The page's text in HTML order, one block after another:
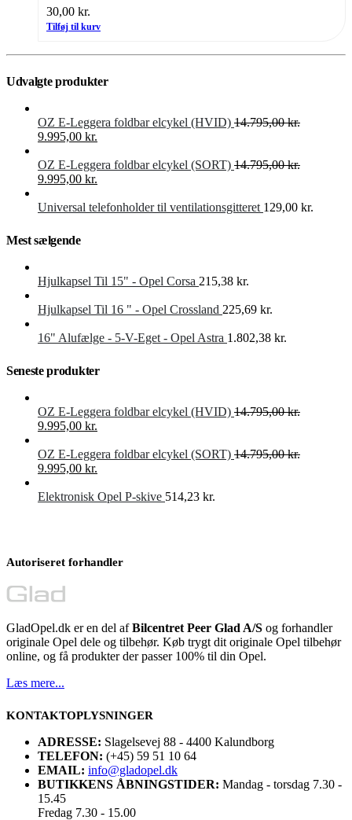
30,00 kr.
Tilføj til kurv
Udvalgte produkter
OZ E-Leggera foldbar elcykel (HVID) 14.795,00kr.
Den
pris
var:
9.995,00 kr.
pris
OZ E-Leggera foldbar elcykel (SORT) 14.795,00kr.
Den
pris
14.795,00 kr..
9.995,00 kr.
pris
Universal telefonholder til ventilationsgitteret 129,00 kr.
Mest sælgende
Hjulkapsel Til 15" - Opel Corsa 215,38 kr.
Hjulkapsel Til 16 " - Opel Crossland 225,69 kr.
16" Alufælge - 5-V-Eget - Opel Astra 1.802,38 kr.
Seneste produkter
OZ E-Leggera foldbar elcykel (HVID) 14.795,00kr.
Den
pris
var:
9.995,00 kr.
pris
OZ E-Leggera foldbar elcykel (SORT) 14.795,00kr.
Den
pris
9.995,00 kr.
pris
Elektronisk Opel P-skive 514,23 kr.
Autoriseret forhandler
GladOpel.dk er en del afBilcentret Peer Glad A/S og forhandler
originale Opel dele og tilbehør. Køb trygt dit originale Opel tilbehør
online, og få produkter der passer 100% til din Opel.
Læs mere...
KONTAKTOPLYSNINGER
ADRESSE: Slagelsevej 88 - 4400 Kalundborg
TELEFON: (+45) 59 51 10 64
EMAIL: info@gladopel.dk
BUTIKKENS ÅBNINGSTIDER: Mandag - torsdag 7.30 -
15.45
Fredag 7.30 - 15.00